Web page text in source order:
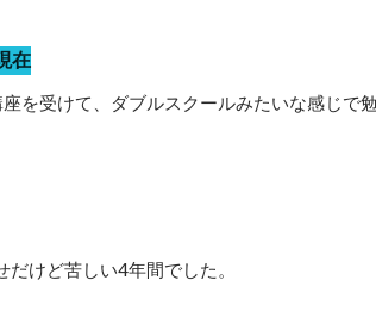
在
を受けて、ダブルスクールみたいな感じで
けど苦しい4年間でした。